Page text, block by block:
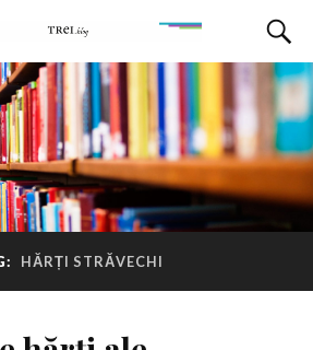
HĂRȚI STRĂVECHI